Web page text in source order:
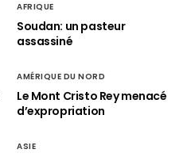
AFRIQUE
Soudan: un pasteur
assassiné
AMÉRIQUE DU NORD
Le Mont Cristo Rey menacé
d’expropriation
ASIE